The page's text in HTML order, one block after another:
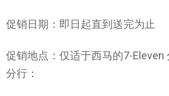
促销日期：即日起直到送完为止
促销地点：仅适于西马的7-Eleven
分行：